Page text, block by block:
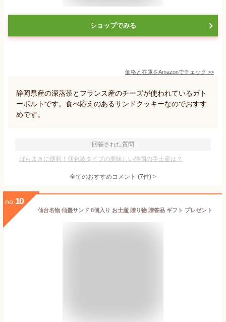
ショップでみる
価格と在庫をAmazonでチェック >>
静岡県産の深蒸茶とフランス産のチーズが使われているガト
ーポルトです。食べ応えのあるサンドクッキーなのでおすす
めです。
回答された質問
ばらまきに便利！個包装タイプの美味しい静岡の手土産は？
全てのおすすめコメント (7件) >
no. 10
仙台名物 仙臺サンド 8個入り お土産 贈り物 贈答品 ギフト プレゼント